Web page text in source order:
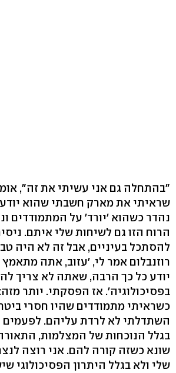
"בהתחלה גם אני עשיתי את זה",
שראיתי את מארק חשבתי שהוא יודע
נהדר כשהוא 'יורד' על המתמודדים
הרוח הזו גם לשיחות שלי איתם.
להסתכל בעיניים, אבל זה לא היה
רוזנבלום אמר לי, 'עזוב, אתה
יודע כל כך הרבה, שאתה לא צריך
בפסיכולוגיה'. אז הפסקתי. יותר
כשראיתי מתמודדים שהיו חסרי
השתדלתי לא לרדת עליהם. לפעמים
בגלל הנוכחות של המצלמות, התאורה,
שונא כשזה קורה להם. אני רוצה
שלי ולא בגלל היתרון הפסיכולוגי